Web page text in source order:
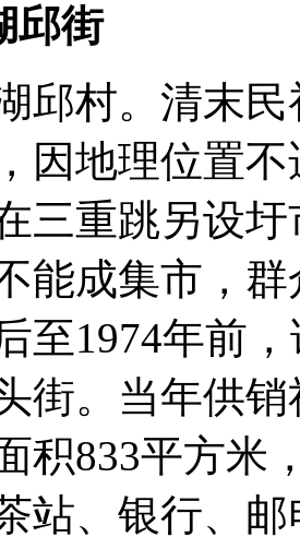
街
村。清末民
因地理位置
三重跳另设
能成集市，
至1974年前
街。当年供
积833平方米
站、银行、